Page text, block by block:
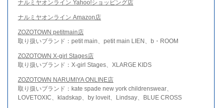
ナルミヤオンライン Yahoo!ショッピング店
ナルミヤオンライン Amazon店
ZOZOTOWN petitmain店
取り扱いブランド：petit main、petit main LIEN、b・ROOM
ZOZOTOWN X-girl Stages店
取り扱いブランド：X-girl Stages、XLARGE KIDS
ZOZOTOWN NARUMIYA ONLINE店
取り扱いブランド：kate spade new york childrenswear、
LOVETOXIC、kladskap、by loveit、Lindsay、BLUE CROSS